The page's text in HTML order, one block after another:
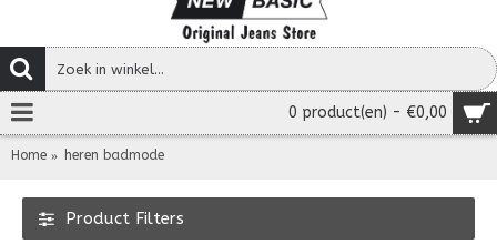
0 product(en) - €0,00
Home heren badmode
Product Filters